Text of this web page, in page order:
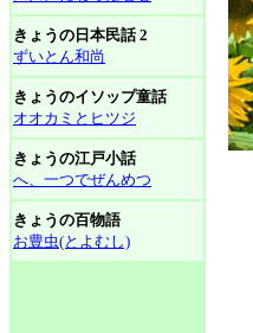
きょうの日本民話 2
ずいとん和尚
きょうのイソップ童話
オオカミとヒツジ
きょうの江戸小話
へ、一つでぜんめつ
きょうの百物語
お豊虫(とよむし)